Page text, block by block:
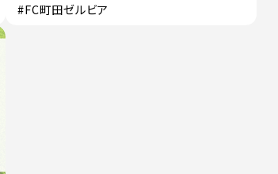
#FC町田ゼルビア